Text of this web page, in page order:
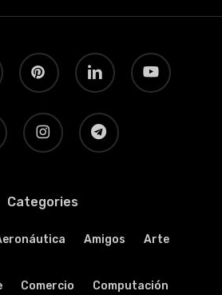
pinterest linkedin youtube
instagram telegram
Categories
Amigos Arte
Comercio Computación